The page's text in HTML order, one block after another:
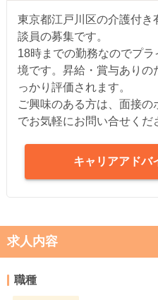
東京都江戸川区の介護付き
談員の募集です。
18時までの勤務なのでプ
境です。昇給・賞与ありの
っかり評価されます。
ご興味のある方は、面接
でお気軽にお問い合せくだ
キャリアアドバ
求人内容
職種